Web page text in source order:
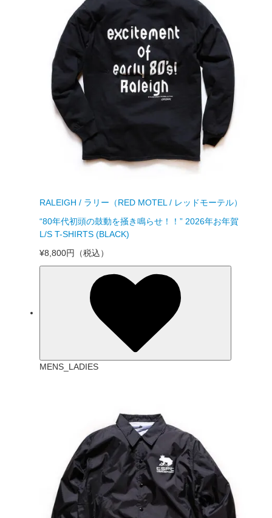
RALEIGH / ラリー（RED MOTEL / レッドモーテル）
“80年代初頭の鼓動を掻き鳴らせ！！” 2026年お年賀
L/S T-SHIRTS (BLACK)
¥8,800円
（税込）
MENS_LADIES